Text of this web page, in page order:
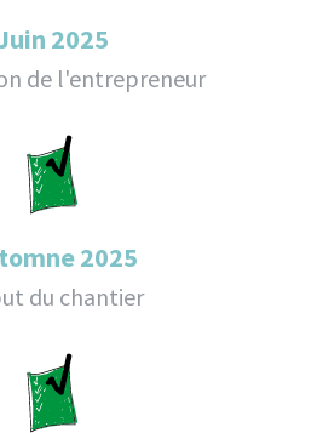
2025
de l'entrepreneur
2025
du chantier